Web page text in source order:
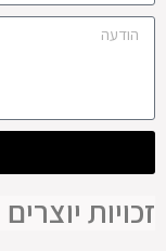
יוצרים